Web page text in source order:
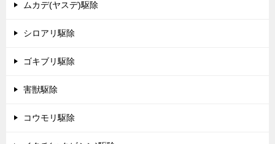
ムカデ(ヤスデ)駆除
シロアリ駆除
ゴキブリ駆除
害獣駆除
コウモリ駆除